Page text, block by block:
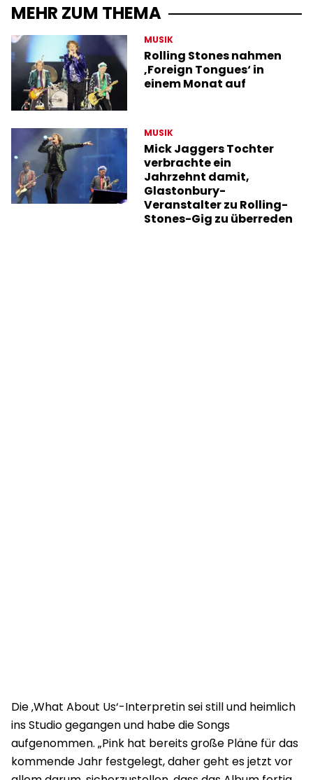
MEHR ZUM THEMA
MUSIK
Rolling Stones nahmen
‚Foreign Tongues‘ in
einem Monat auf
MUSIK
Mick Jaggers Tochter
verbrachte ein
Jahrzehnt damit,
Glastonbury-
Veranstalter zu Rolling-
Stones-Gig zu überreden
Die ‚What About Us‘-Interpretin sei still und heimlich
ins Studio gegangen und habe die Songs
aufgenommen. „Pink hat bereits große Pläne für das
kommende Jahr festgelegt, daher geht es jetzt vor